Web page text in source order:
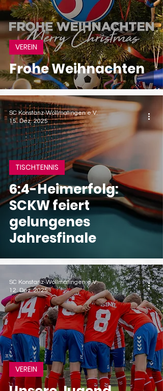
Frohe Weihnachten
VEREIN
6:4-Heimerfolg:
SCKW feiert
gelungenes
Jahresfinale
TISCHTENNIS
SC Konstanz-Wollmatingen e.V.
15. Dez. 2025
VEREIN
SC Konstanz-Wollmatingen e.V.
12. Dez. 2025